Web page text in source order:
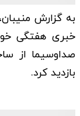
به گزارش
خبری هفتگی
صداوسیما از
بازدید کرد.